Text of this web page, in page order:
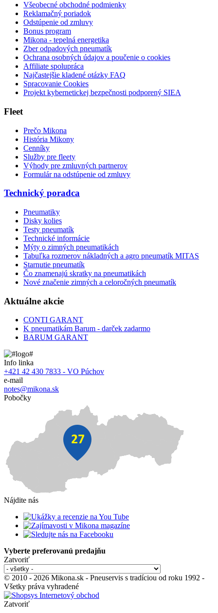
Všeobecné obchodné podmienky
Reklamačný poriadok
Odstúpenie od zmluvy
Bonus program
Mikona - tepelná energetika
Zber odpadových pneumatík
Ochrana osobných údajov a poučenie o cookies
Affiliate spolupráca
Najčastejšie kladené otázky FAQ
Spracovanie Cookies
Projekt kybernetickej bezpečnosti podporený SIEA
Fleet
Prečo Mikona
História Mikony
Cenníky
Služby pre fleety
Výhody pre zmluvných partnerov
Formulár na odstúpenie od zmluvy
Technický poradca
Pneumatiky
Disky kolies
Testy pneumatík
Technické informácie
Mýty o zimných pneumatikách
Tabuľka rozmerov nákladných a agro pneumatík MITAS
Starnutie pneumatík
Čo znamenajú skratky na pneumatikách
Nové značenie zimných a celoročných pneumatík
Aktuálne akcie
CONTI GARANT
K pneumatikám Barum - darček zadarmo
BARUM GARANT
Info linka
+421 42 430 7833 - VO Púchov
e-mail
notes@mikona.sk
Pobočky
Nájdite nás
Vyberte preferovanú predajňu
Zatvoriť
© 2010 - 2026 Mikona.sk - Pneuservis s tradíciou od roku 1992 -
Všetky práva vyhradené
Zatvoriť